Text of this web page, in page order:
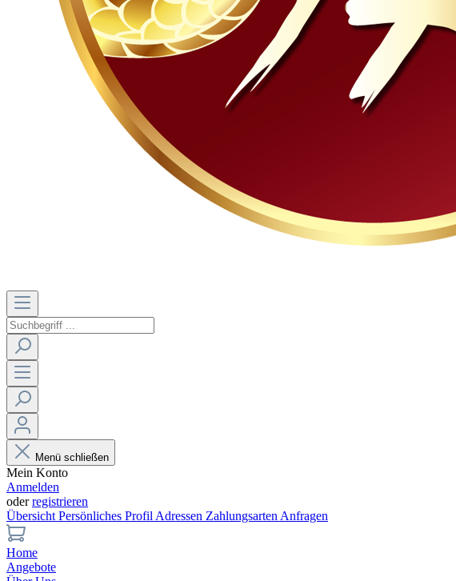
Menü schließen
Mein Konto
Anmelden
oderregistrieren
Übersicht Persönliches Profil Adressen Zahlungsarten Anfragen
Home
Angebote